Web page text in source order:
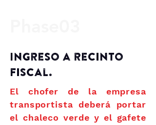
Ingreso a recinto
fiscal.
El chofer de la empresa
transportista deberá portar
el chaleco verde y el gafete